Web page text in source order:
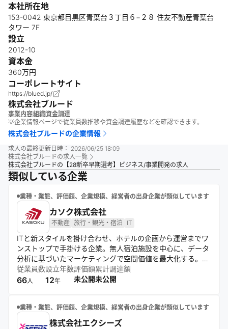
本社所在地
153-0042 東京都目黒区青葉台３丁目６−２８ 住友不動産青葉台
タワー 7F
設立
2012-10
資本金
360万円
コーポレートサイト
https://blued.jp/
株式会社ブルード
事業内容組織資金調達
💡企業情報ページで従業員数推移や資金調達履歴などを確認できます。
株式会社ブルードの企業情報
求人の最終更新日時： 2026/06/25 18:09
株式会社ブルード の求人一覧
株式会社ブルードの【28新卒早期選考】ビジネス/事業開発の求人
類似している企業
業種・業態、評価額、企業規模、経営者の出身企業が類似しています
カソク株式会社
不動産 旅行・観光・宿泊 IT
ITと新スタイルを掛け合わせ、ホテルの企画から運営までワ
ンストップで手掛ける企業。無人宿泊施設を中心に、データ
分析に基づいたマーケティングで空間価値を最大化する。ア
パートメントホテル領域でトップを目指し、訪日外国人へ豊
かな滞在環境を提供。新しいアイデアで宿泊業界の変革と魅
従業員数
66人
設立年数
12年
評価額
未公開
累計調達額
未公開
業種・業態、評価額、企業規模、経営者の出身企業が類似しています
株式会社エクシーズ